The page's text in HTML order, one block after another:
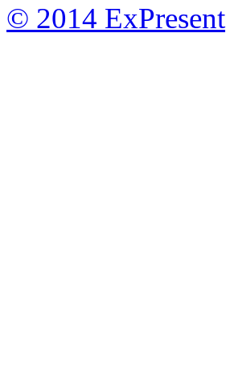
© 2014 ExPresent